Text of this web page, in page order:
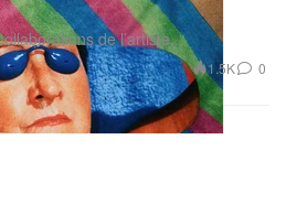
de l’artiste.
1.5K 0